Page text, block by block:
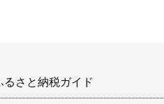
るさと納税ガイド